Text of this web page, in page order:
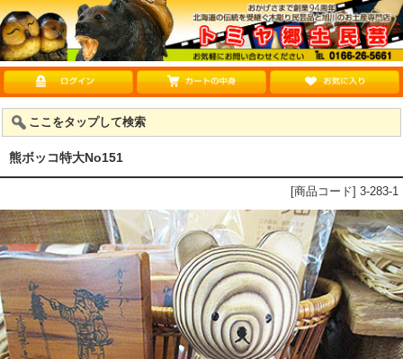
ここをタップして検索
熊ボッコ特大No151
[商品コード] 3-283-1